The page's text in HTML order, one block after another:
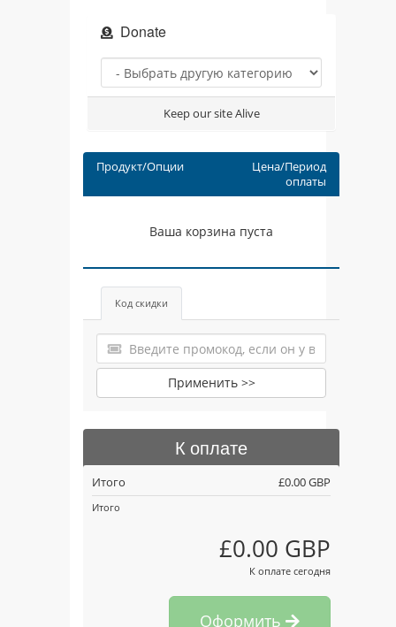
Donate
Keep our site Alive
Продукт/Опции
Цена/Период
оплаты
Ваша корзина пуста
Код скидки
Применить >>
К оплате
Итого £0.00 GBP
Итого
£0.00 GBP
К оплате сегодня
Оформить